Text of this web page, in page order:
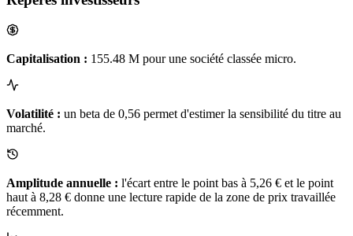
Capitalisation : 155.48 M pour une société classée micro.
Volatilité : un beta de 0,56 permet d'estimer la sensibilité du titre au
marché.
Amplitude annuelle : l'écart entre le point bas à 5,26 € et le point
haut à 8,28 € donne une lecture rapide de la zone de prix travaillée
récemment.